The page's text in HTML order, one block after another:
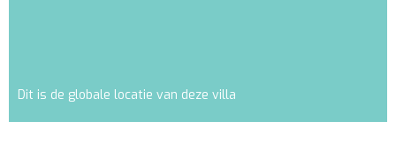
Dit is de globale locatie van deze villa